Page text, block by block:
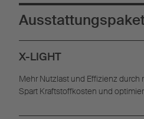
X-LIGHT
Mehr Nut­zlast und Ef­fizienz durch
Spart Kraft­stof­fkosten und